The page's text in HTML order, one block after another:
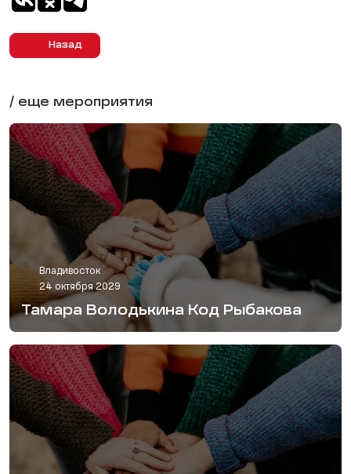
Назад
/ еще мероприятия
Владивосток
24 октября 2029
Тамара Володькина Код Рыбакова